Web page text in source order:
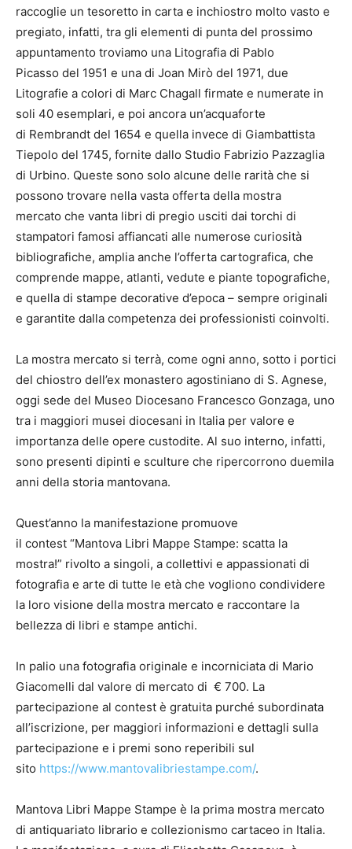
raccoglie un tesoretto in carta e inchiostro molto vasto e
pregiato, infatti, tra gli elementi di punta del prossimo
appuntamento troviamo una Litografia di Pablo
Picasso del 1951 e una di Joan Mirò del 1971, due
Litografie a colori di Marc Chagall firmate e numerate in
soli 40 esemplari, e poi ancora un’acquaforte
di Rembrandt del 1654 e quella invece di Giambattista
Tiepolo del 1745, fornite dallo Studio Fabrizio Pazzaglia
di Urbino. Queste sono solo alcune delle rarità che si
possono trovare nella vasta offerta della mostra
mercato che vanta libri di pregio usciti dai torchi di
stampatori famosi affiancati alle numerose curiosità
bibliografiche, amplia anche l’offerta cartografica, che
comprende mappe, atlanti, vedute e piante topografiche,
e quella di stampe decorative d’epoca – sempre originali
e garantite dalla competenza dei professionisti coinvolti.
La mostra mercato si terrà, come ogni anno, sotto i portici
del chiostro dell’ex monastero agostiniano di S. Agnese,
oggi sede del Museo Diocesano Francesco Gonzaga, uno
tra i maggiori musei diocesani in Italia per valore e
importanza delle opere custodite. Al suo interno, infatti,
sono presenti dipinti e sculture che ripercorrono duemila
anni della storia mantovana.
Quest’anno la manifestazione promuove
il contest “Mantova Libri Mappe Stampe: scatta la
mostra!” rivolto a singoli, a collettivi e appassionati di
fotografia e arte di tutte le età che vogliono condividere
la loro visione della mostra mercato e raccontare la
bellezza di libri e stampe antichi.
In palio una fotografia originale e incorniciata di Mario
Giacomelli dal valore di mercato di € 700. La
partecipazione al contest è gratuita purché subordinata
all’iscrizione, per maggiori informazioni e dettagli sulla
partecipazione e i premi sono reperibili sul
sito https://www.mantovalibriestampe.com/.
Mantova Libri Mappe Stampe è la prima mostra mercato
di antiquariato librario e collezionismo cartaceo in Italia.